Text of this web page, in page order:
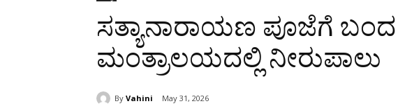
ಸತ್ಯಾನಾರಾಯಣ ಪೂಜೆಗೆ
ಮಂತ್ರಾಲಯದಲ್ಲಿ ನೀರುಪಾಲು
By Vahini May 31, 2026